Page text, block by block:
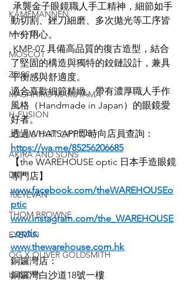
KAMEMANNEN
MYKITA
MOSCOT
ZEISS
MASAHIRO MARUYAMA
H-FUSION
JULIUS TART OPTICAL
AKIRA AND SONS
DITA
10EYEVAN
THOM BROWNE
EYEVAN
OG X OLIVER GOLDSMITH
LUNOR
承襲金子眼鏡職人手工精神，細節如手
動切割、銼刀細磨、多次拋光等工序皆
十分用心。
KMP-07 具備高品質的復古造型，結合
了堅固的構造與獨特的鉸鏈設計，兼具
平衡感與舒適度。
適合喜歡細節精緻、帶有濃厚職人手作
風格（Handmade in Japan）的眼鏡愛
好者。
透過WHATSAPP即時向店員查詢：
https://wa.me/85256206685
【the WAREHOUSE optic 日本手造眼鏡
專門店】
www.facebook.com/theWAREHOUSEo
ptic
www.instagram.com/the_WAREHOUSE
_optic
www.thewarehouse.com.hk
銅鑼灣店：
銅鑼灣白沙道18號一樓